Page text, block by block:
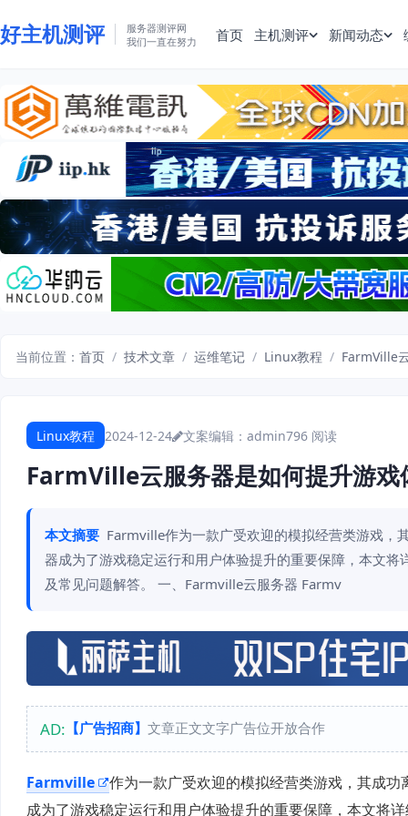
好主机测评
服务器测评网
我们一直在努力
首页 主机测评 新闻动态
当前位置： 首页 / 技术文章 / 运维笔记 / Linux教程 / FarmVille
Linux教程 2024-12-24 文案编辑：admin796 阅读
FarmVille云服务器是如何提升游戏
本文摘要 Farmville作为一款广受欢迎的模拟经营类游戏，
器成为了游戏稳定运行和用户体验提升的重要保障，本文
及常见问题解答。 一、Farmville云服务器 Farmv
AD: 【广告招商】 文章正文文字广告位开放合作
Farmville
作为一款广受欢迎的模拟经营类游戏，其成
成为了游戏稳定运行和用户体验提升的重要保障，本文将